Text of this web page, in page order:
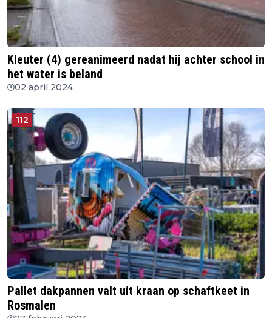
Kleuter (4) gereanimeerd nadat hij achter school in
het water is beland
02 april 2024
112
Pallet dakpannen valt uit kraan op schaftkeet in
Rosmalen